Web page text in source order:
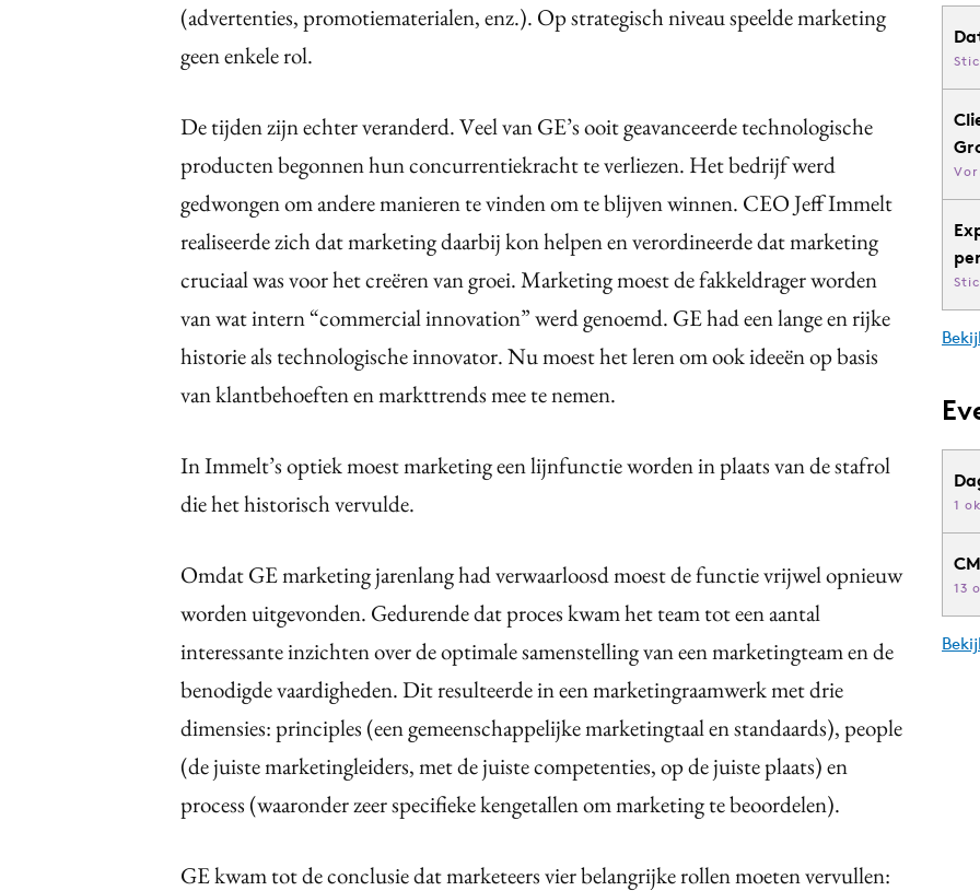
(advertenties, promotiematerialen, enz.). Op strategisch niveau speelde marketing
geen enkele rol.
De tijden zijn echter veranderd. Veel van GE’s ooit geavanceerde technologische
producten begonnen hun concurrentiekracht te verliezen. Het bedrijf werd
gedwongen om andere manieren te vinden om te blijven winnen. CEO Jeff Immelt
realiseerde zich dat marketing daarbij kon helpen en verordineerde dat marketing
cruciaal was voor het creëren van groei. Marketing moest de fakkeldrager worden
van wat intern “commercial innovation” werd genoemd. GE had een lange en rijke
historie als technologische innovator. Nu moest het leren om ook ideeën op basis
van klantbehoeften en markttrends mee te nemen.
In Immelt’s optiek moest marketing een lijnfunctie worden in plaats van de stafrol
die het historisch vervulde.
Omdat GE marketing jarenlang had verwaarloosd moest de functie vrijwel opnieuw
worden uitgevonden. Gedurende dat proces kwam het team tot een aantal
interessante inzichten over de optimale samenstelling van een marketingteam en de
benodigde vaardigheden. Dit resulteerde in een marketingraamwerk met drie
dimensies: principles (een gemeenschappelijke marketingtaal en standaards), people
(de juiste marketingleiders, met de juiste competenties, op de juiste plaats) en
process (waaronder zeer specifieke kengetallen om marketing te beoordelen).
GE kwam tot de conclusie dat marketeers vier belangrijke rollen moeten vervullen:
1
13